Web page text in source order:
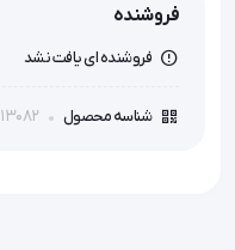
فروشنده
فروشنده ای یافت نشد
شناسه محصول 13082